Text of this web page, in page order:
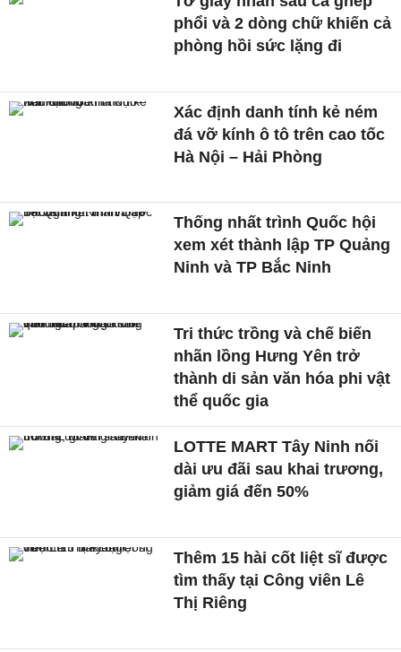
phổi và 2 dòng chữ khiến cả
phòng hồi sức lặng đi
Xác định danh tính kẻ ném
đá vỡ kính ô tô trên cao tốc
Hà Nội – Hải Phòng
Thống nhất trình Quốc hội
xem xét thành lập TP Quảng
Ninh và TP Bắc Ninh
Tri thức trồng và chế biến
nhãn lồng Hưng Yên trở
thành di sản văn hóa phi vật
thể quốc gia
LOTTE MART Tây Ninh nối
dài ưu đãi sau khai trương,
giảm giá đến 50%
Thêm 15 hài cốt liệt sĩ được
tìm thấy tại Công viên Lê
Thị Riêng